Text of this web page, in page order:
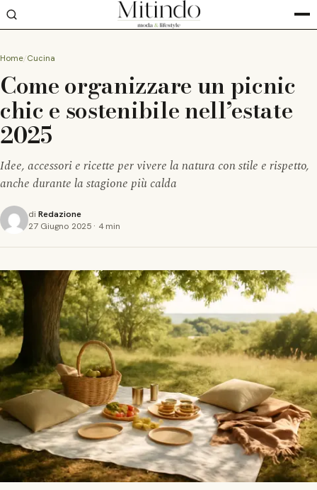
Home Cucina
Come organizzare un picnic
chic e sostenibile nell’estate
2025
Idee, accessori e ricette per vivere la natura con stile e rispetto,
anche durante la stagione più calda
di Redazione
27 Giugno 2025 · 4 min